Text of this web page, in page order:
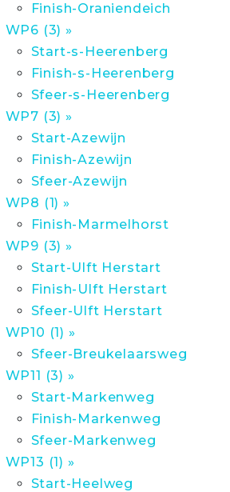
Finish-Oraniendeich
WP6 (3) »
Start-s-Heerenberg
Finish-s-Heerenberg
Sfeer-s-Heerenberg
WP7 (3) »
Start-Azewijn
Finish-Azewijn
Sfeer-Azewijn
WP8 (1) »
Finish-Marmelhorst
WP9 (3) »
Start-Ulft Herstart
Finish-Ulft Herstart
Sfeer-Ulft Herstart
WP10 (1) »
Sfeer-Breukelaarsweg
WP11 (3) »
Start-Markenweg
Finish-Markenweg
Sfeer-Markenweg
WP13 (1) »
Start-Heelweg